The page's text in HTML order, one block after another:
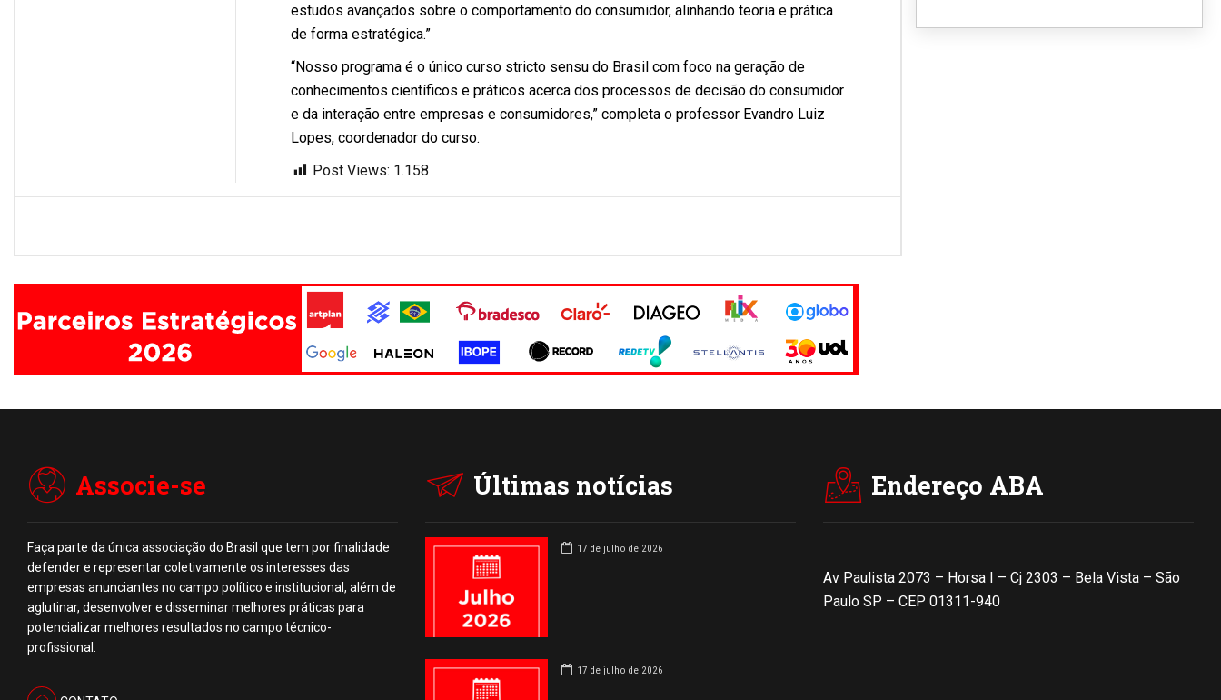
estudos avançados sobre o comportamento do consumidor, alinhando teoria e prática
de forma estratégica.”
“Nosso programa é o único curso stricto sensu do Brasil com foco na geração de
conhecimentos científicos e práticos acerca dos processos de decisão do consumidor
e da interação entre empresas e consumidores,” completa o professor Evandro Luiz
Lopes, coordenador do curso.
Post Views: 1.158
Associe-se
Faça parte da única associação do Brasil que tem por finalidade
defender e representar coletivamente os interesses das
empresas anunciantes no campo político e institucional, além de
aglutinar, desenvolver e disseminar melhores práticas para
potencializar melhores resultados no campo técnico-
profissional.
Últimas notícias
17 de julho de 2026
17 de julho de 2026
Endereço ABA
Av Paulista 2073 – Horsa I – Cj 2303 – Bela Vista – São
Paulo SP – CEP 01311-940